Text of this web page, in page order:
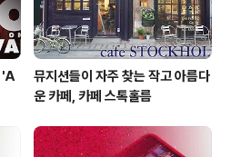
'A
뮤지션들이 자주 찾는 작고 아름다
운 카페, 카페 스톡홀름